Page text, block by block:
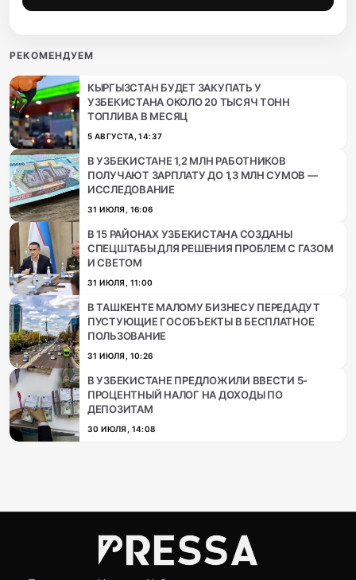
РЕКОМЕНДУЕМ
КЫРГЫЗСТАН БУДЕТ ЗАКУПАТЬ У
УЗБЕКИСТАНА ОКОЛО 20 ТЫСЯЧ ТОНН
ТОПЛИВА В МЕСЯЦ
5 АВГУСТА, 14:37
В УЗБЕКИСТАНЕ 1,2 МЛН РАБОТНИКОВ
ПОЛУЧАЮТ ЗАРПЛАТУ ДО 1,3 МЛН СУМОВ —
ИССЛЕДОВАНИЕ
31 ИЮЛЯ, 16:06
В 15 РАЙОНАХ УЗБЕКИСТАНА СОЗДАНЫ
СПЕЦШТАБЫ ДЛЯ РЕШЕНИЯ ПРОБЛЕМ С ГАЗОМ
И СВЕТOМ
31 ИЮЛЯ, 11:00
В ТАШКЕНТЕ МАЛОМУ БИЗНЕСУ ПЕРЕДАДУТ
ПУСТУЮЩИЕ ГОСОБЪЕКТЫ В БЕСПЛАТНОЕ
ПОЛЬЗОВАНИЕ
31 ИЮЛЯ, 10:26
В УЗБЕКИСТАНЕ ПРЕДЛОЖИЛИ ВВЕСТИ 5-
ПРОЦЕНТНЫЙ НАЛОГ НА ДОХОДЫ ПО
ДЕПОЗИТАМ
30 ИЮЛЯ, 14:08